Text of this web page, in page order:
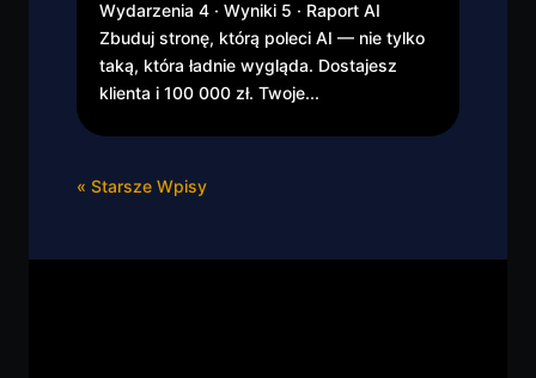
Wydarzenia 4 · Wyniki 5 · Raport AI
Zbuduj stronę, którą poleci AI — nie tylko
taką, która ładnie wygląda. Dostajesz
klienta i 100 000 zł. Twoje...
« Starsze Wpisy